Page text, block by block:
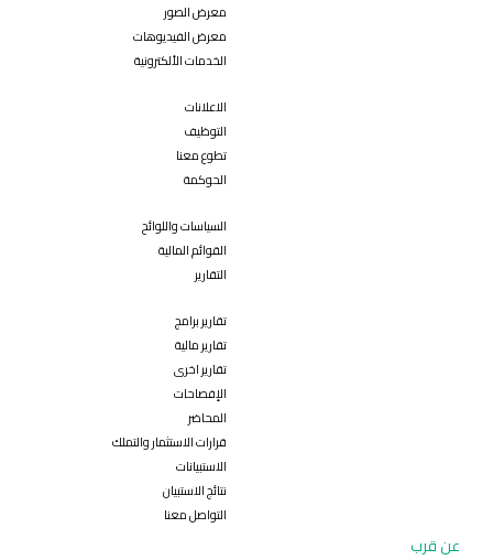
معرض الصور
معرض الفيديوهات
الخدمات الألكترونية
الاعلانات
التوظيف
تطوع معنا
الحوكمة
السياسات واللوائح
القوائم المالية
التقارير
تقارير برامج
تقارير مالية
تقارير اخرى
الإفصاحات
المحاضر
قرارات الاستثمار والتملك
الاستبيانات
نتائج الاستبيان
التواصل معنا
عن قرب